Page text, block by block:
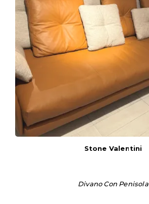
Stone Valentini
Divano Con Penisola